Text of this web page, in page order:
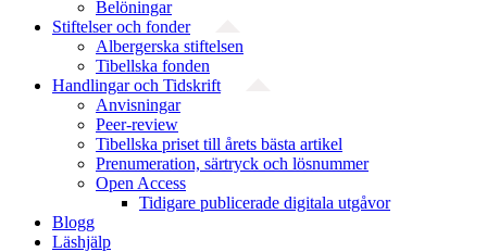
Belöningar
Stiftelser och fonder
Albergerska stiftelsen
Tibellska fonden
Handlingar och Tidskrift
Anvisningar
Peer-review
Tibellska priset till årets bästa artikel
Prenumeration, särtryck och lösnummer
Open Access
Tidigare publicerade digitala utgåvor
Blogg
Läshjälp